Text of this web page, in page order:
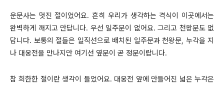
운문사는 멋진 절이었어요. 흔히 우리가 생각하는 격식이 이곳에서는
완벽하게 깨지고 만답니다. 우선 일주문이 없어요. 그리고 천왕문도 없
답니다. 보통의 절들은 일직선으로 배치된 일주문과 천왕문, 누각을 지
나 대웅전을 만나지만 여기선 옆문이 곧 정문이랍니다.
참 희한한 절이란 생각이 들었어요. 대웅전 앞에 만들어진 넓은 누각은